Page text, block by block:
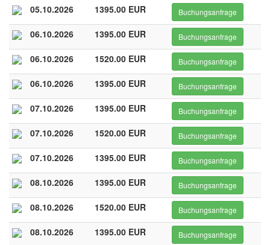
05.10.2026 1395.00 EUR Buchungsanfrage
06.10.2026 1395.00 EUR Buchungsanfrage
06.10.2026 1520.00 EUR Buchungsanfrage
06.10.2026 1395.00 EUR Buchungsanfrage
07.10.2026 1395.00 EUR Buchungsanfrage
07.10.2026 1520.00 EUR Buchungsanfrage
07.10.2026 1395.00 EUR Buchungsanfrage
08.10.2026 1395.00 EUR Buchungsanfrage
08.10.2026 1520.00 EUR Buchungsanfrage
08.10.2026 1395.00 EUR Buchungsanfrage